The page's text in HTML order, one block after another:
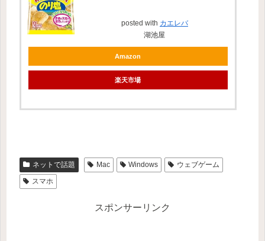
posted with カエレバ
湖池屋
Amazon
楽天市場
ネットで話題 Mac Windows
ウェブゲーム
スマホ
スポンサーリンク